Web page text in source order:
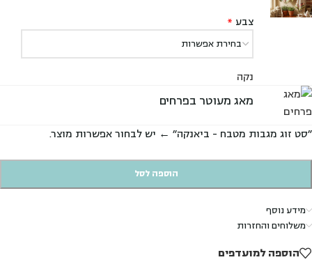
צבע *
נקה
מאג מעוטר בפרחים
"סט זוג מגבות מטבח - ביאנקה" ← יש לבחור אפשרות מוצר.
הוספה לסל
הוספה למועדפים
מידע נוסף
משלוחים והחזרות